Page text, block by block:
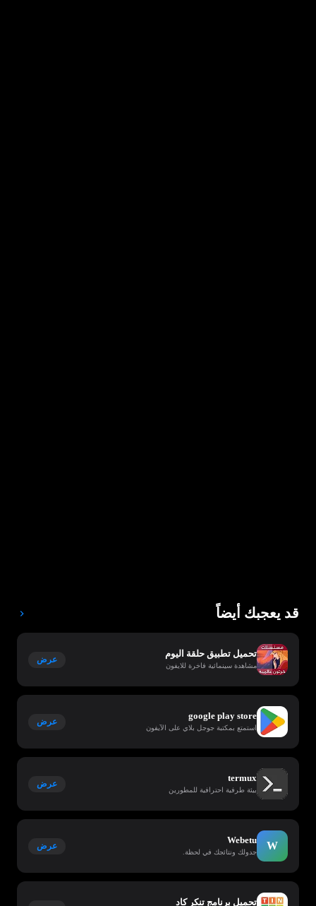
قد يعجبك أيضاً
تحميل تطبيق حلقة اليوم
مشاهدة سينمائية فاخرة للايفون
عرض
google play store
استمتع بمكتبة جوجل بلاي على الآيفون
عرض
termux
بيئة طرفية احترافية للمطورين
عرض
W
Webetu
جدولك ونتائجك في لحظة.
عرض
تحميل برنامج تنكر كاد